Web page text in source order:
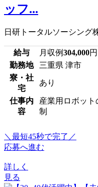
ッフ...
日研トータルソーシング
給与 月収例304,000円
勤務地
三重県 津市
寮・社
宅
あり
仕事内
容
産業用ロボット
制
＼最短45秒で完了／
応募へ進む
詳しく
見る